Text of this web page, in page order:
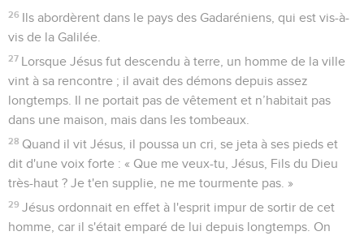
26 Ils abordèrent dans le pays des Gadaréniens, qui est vis-à-
vis de la Galilée.
27 Lorsque Jésus fut descendu à terre, un homme de la ville
vint à sa rencontre ; il avait des démons depuis assez
longtemps. Il ne portait pas de vêtement et n’habitait pas
dans une maison, mais dans les tombeaux.
28 Quand il vit Jésus, il poussa un cri, se jeta à ses pieds et
dit d'une voix forte : « Que me veux-tu, Jésus, Fils du Dieu
très-haut ? Je t'en supplie, ne me tourmente pas. »
29 Jésus ordonnait en effet à l'esprit impur de sortir de cet
homme, car il s'était emparé de lui depuis longtemps. On